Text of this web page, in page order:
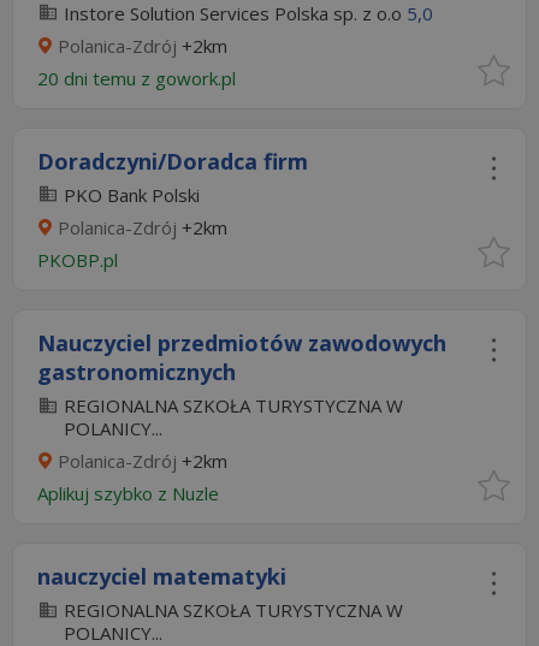
Instore Solution Services Polska sp. z o.o 5,0
Polanica-Zdrój +2km
20 dni temu z gowork.pl
Doradczyni/Doradca firm
PKO Bank Polski
Polanica-Zdrój +2km
PKOBP.pl
Nauczyciel przedmiotów zawodowych
gastronomicznych
REGIONALNA SZKOŁA TURYSTYCZNA W
POLANICY...
Polanica-Zdrój +2km
Aplikuj szybko z Nuzle
nauczyciel matematyki
REGIONALNA SZKOŁA TURYSTYCZNA W
POLANICY...